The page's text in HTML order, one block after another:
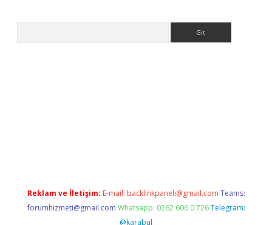
Reklam ve İletişim: E-mail: backlinkpaneli@gmail.com Teams:
forumhizmeti@gmail.com Whatsapp: 0262 606 0 726 Telegram:
@karabul